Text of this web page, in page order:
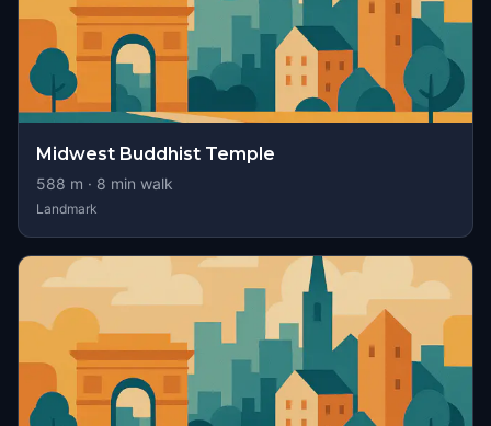
Midwest Buddhist Temple
588 m · 8 min walk
Landmark